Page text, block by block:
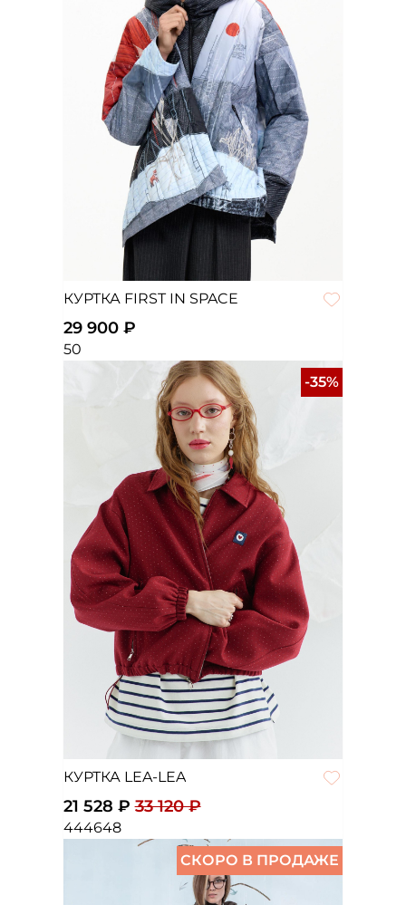
КУРТКА FIRST IN SPACE
29 900 ₽
50
-35%
КУРТКА LEA-LEA
21 528 ₽ 33 120 ₽
444648
СКОРО В ПРОДАЖЕ